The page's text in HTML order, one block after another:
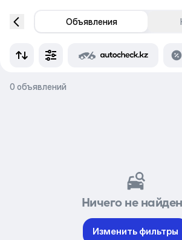
Объявления
0 объявлений
Ничего не
Изменить фильтры